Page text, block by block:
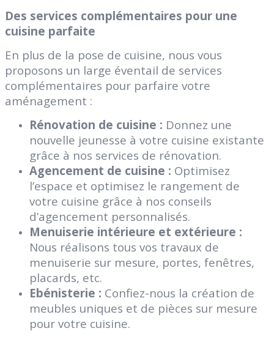
Des services complémentaires pour une
cuisine parfaite
En plus de la pose de cuisine, nous vous
proposons un large éventail de services
complémentaires pour parfaire votre
aménagement :
Rénovation de cuisine : Donnez une
nouvelle jeunesse à votre cuisine existante
grâce à nos services de rénovation.
Agencement de cuisine : Optimisez
l’espace et optimisez le rangement de
votre cuisine grâce à nos conseils
d’agencement personnalisés.
Menuiserie intérieure et extérieure :
Nous réalisons tous vos travaux de
menuiserie sur mesure, portes, fenêtres,
placards, etc.
Ebénisterie : Confiez-nous la création de
meubles uniques et de pièces sur mesure
pour votre cuisine.